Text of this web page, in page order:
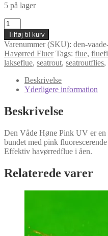
5 på lager
Den
Våde
Høne
Pink
UV
antal
Tilføj til kurv
Varenummer (SKU): den-
Havørred Fluer Tags: flue,
lakseflue, seatrout, seatroutflies,
Beskrivelse
Yderligere information
Beskrivelse
Den Våde Høne Pink UV er en
bundet med pink
Effektiv havørredflue i åen.
Relaterede varer